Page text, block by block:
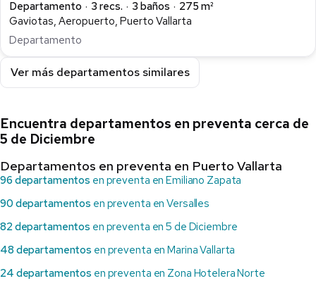
Departamento
3 recs. 3 baños
275 m²
Gaviotas, Aeropuerto, Puerto Vallarta
Departamento
Ver más departamentos similares
Encuentra departamentos en preventa cerca de
5 de Diciembre
Departamentos en preventa en Puerto Vallarta
96 departamentos en preventa en Emiliano Zapata
90 departamentos en preventa en Versalles
82 departamentos en preventa en 5 de Diciembre
48 departamentos en preventa en Marina Vallarta
24 departamentos en preventa en Zona Hotelera Norte